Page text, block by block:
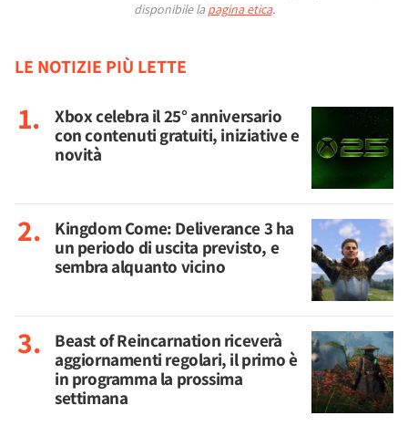
disponibile la pagina etica.
LE NOTIZIE PIÙ LETTE
Xbox celebra il 25° anniversario
con contenuti gratuiti, iniziative e
novità
Kingdom Come: Deliverance 3 ha
un periodo di uscita previsto, e
sembra alquanto vicino
Beast of Reincarnation riceverà
aggiornamenti regolari, il primo è
in programma la prossima
settimana